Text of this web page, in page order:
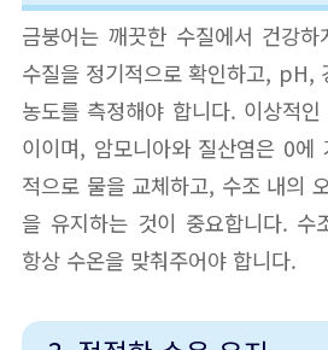
금붕어는 깨끗한 수질에서 건강
수질을 정기적으로 확인하고, pH,
농도를 측정해야 합니다. 이상적
이이며, 암모니아와 질산염은 0에
적으로 물을 교체하고, 수조 내의
을 유지하는 것이 중요합니다. 수
항상 수온을 맞춰주어야 합니다.